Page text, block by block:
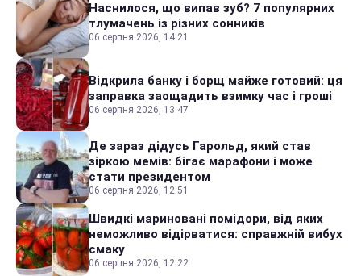
Наснилося, що випав зуб? 7 популярних
тлумачень із різних сонників
06 серпня 2026, 14:21
Відкрила банку і борщ майже готовий: ця
заправка заощадить взимку час і гроші
06 серпня 2026, 13:47
Де зараз дідусь Гарольд, який став
зіркою мемів: бігає марафони і може
стати президентом
06 серпня 2026, 12:51
Швидкі мариновані помідори, від яких
неможливо відірватися: справжній вибух
смаку
06 серпня 2026, 12:22